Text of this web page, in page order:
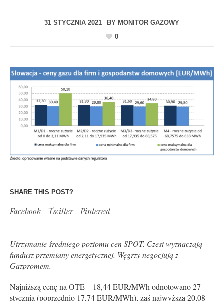
31 STYCZNIA 2021 BY MONITOR GAZOWY
0
SHARE THIS POST?
Facebook Twitter Pinterest
Utrzymanie średniego poziomu cen SPOT. Czesi wyznaczają
fundusz przemiany energetycznej. Węgrzy negocjują z
Gazpromem.
Najniższą cenę na OTE – 18,44 EUR/MWh odnotowano 27
stycznia (poprzednio 17,74 EUR/MWh), zaś najwyższą 20,08